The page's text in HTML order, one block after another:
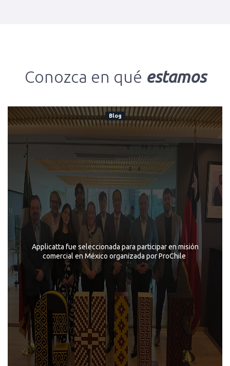
Conozca en qué estamos
Blog
Applicatta fue seleccionada para participar en misión
comercial en México organizada por ProChile